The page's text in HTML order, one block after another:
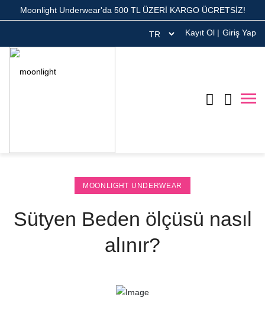
Moonlight Underwear'da 500 TL ÜZERİ KARGO ÜCRETSİZ!
Giriş Yap
Kayıt Ol |
MOONLIGHT UNDERWEAR
Sütyen Beden ölçüsü nasıl
alınır?